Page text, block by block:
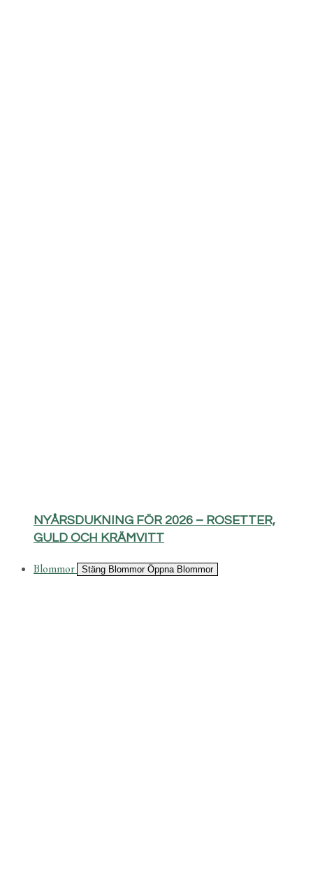
NYÅRSDUKNING FÖR 2026 – ROSETTER,
GULD OCH KRÄMVITT
Blommor Stäng Blommor Öppna Blommor